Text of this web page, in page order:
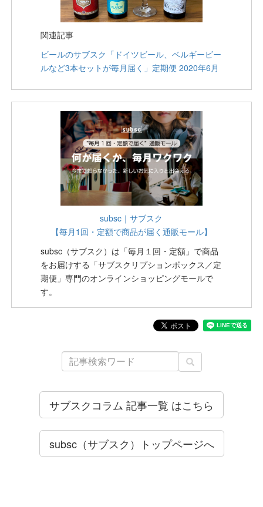
関連記事
ビールのサブスク「ドイツビール、ベルギービー
ルなど3本セットが毎月届く」定期便 2020年6月
subsc｜サブスク
【毎月1回・定額で商品が届く通販モール】
subsc（サブスク）は「毎月１回・定額」で商品
をお届けする「サブスクリプションボックス／定
期便」専門のオンラインショッピングモールで
す。
サブスクコラム 記事一覧 はこちら
subsc（サブスク）トップページへ